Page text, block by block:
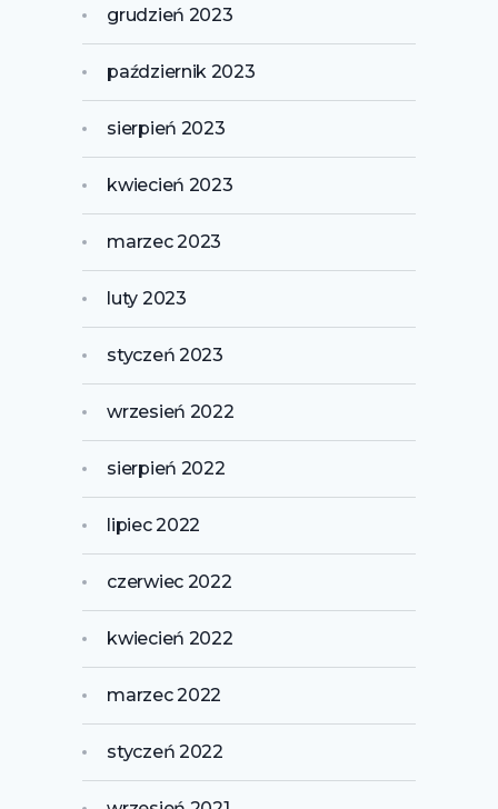
grudzień 2023
październik 2023
sierpień 2023
kwiecień 2023
marzec 2023
luty 2023
styczeń 2023
wrzesień 2022
sierpień 2022
lipiec 2022
czerwiec 2022
kwiecień 2022
marzec 2022
styczeń 2022